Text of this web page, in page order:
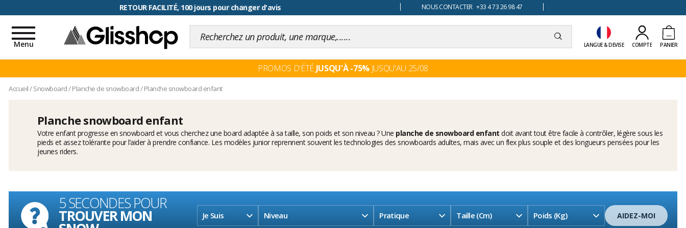
RETOUR FACILITÉ, 100 jours pour changer d'avis NOUS CONTACTER +33 4 73 26 98 47
LANGUE & DEVISE COMPTE PANIER
Toggle
navigation
Menu
PROMOS D'ÉTÉ JUSQU'À -75%JUSQU'AU 25/08
Accueil/Snowboard/Planche de snowboard/Planche snowboard enfant
Planche snowboard enfant
Votre enfant progresse en snowboard et vous cherchez une board adaptée à sa taille, son poids et son niveau ? Une planche de snowboard enfant doit avant tout être facile à contrôler, légère sous les
pieds et assez tolérante pour l’aider à prendre confiance. Les modèles junior reprennent souvent les technologies des snowboards adultes, mais avec un flex plus souple et des longueurs pensées pour les
jeunes riders.
5 SECONDES POUR
TROUVER MON Je Suis Niveau Pratique Taille (cm) Poids (kg) AIDEZ-MOI